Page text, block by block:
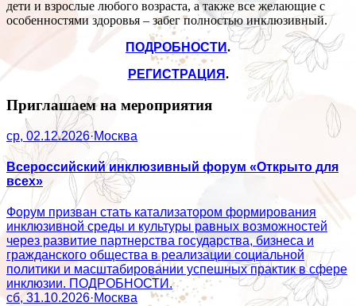
дети и взрослые любого возраста, а также все желающие с
особенностями здоровья – забег полностью инклюзивный.
ПОДРОБНОСТИ.
РЕГИСТРАЦИЯ.
Приглашаем на мероприятия
ср, 02.12.2026·Москва
Всероссийский инклюзивный форум «Открыто для
всех»
Форум призван стать катализатором формирования
инклюзивной среды и культуры равных возможностей
через развитие партнерства государства, бизнеса и
гражданского общества в реализации социальной
политики и масштабировании успешных практик в сфере
инклюзии. ПОДРОБНОСТИ.
сб, 31.10.2026·Москва